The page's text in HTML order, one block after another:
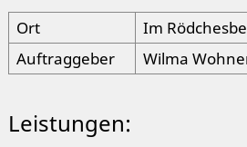
Leistungen
Ort
Im
Auftraggeber
Wilma
Leistungen: